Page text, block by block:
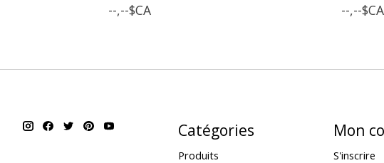
--,--$CA
--,--$CA
Catégories
Produits
Mon
S'inscrire